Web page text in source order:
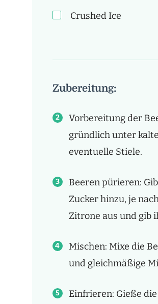
Crushed Ice
Zubereitung:
Vorbereitung der
gründlich unter
eventuelle Stiele.
Beeren pürieren:
Zucker hinzu, je
Zitrone aus und gib
Mischen: Mixe die
und gleichmäßige
Einfrieren: Gieße